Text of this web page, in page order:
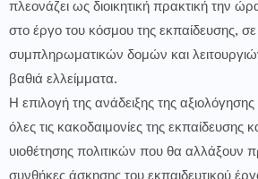
πλεονάζει ως διοικητική πρακτική την
στο έργο του κόσμου της εκπαίδευσης,
συμπληρωματικών δομών και
βαθιά ελλείμματα.
Η επιλογή της ανάδειξης της
όλες τις κακοδαιμονίες της εκπαίδευσης
υιοθέτησης πολιτικών που θα αλλάξουν
συνθήκες άσκησης του εκπαιδευτικού